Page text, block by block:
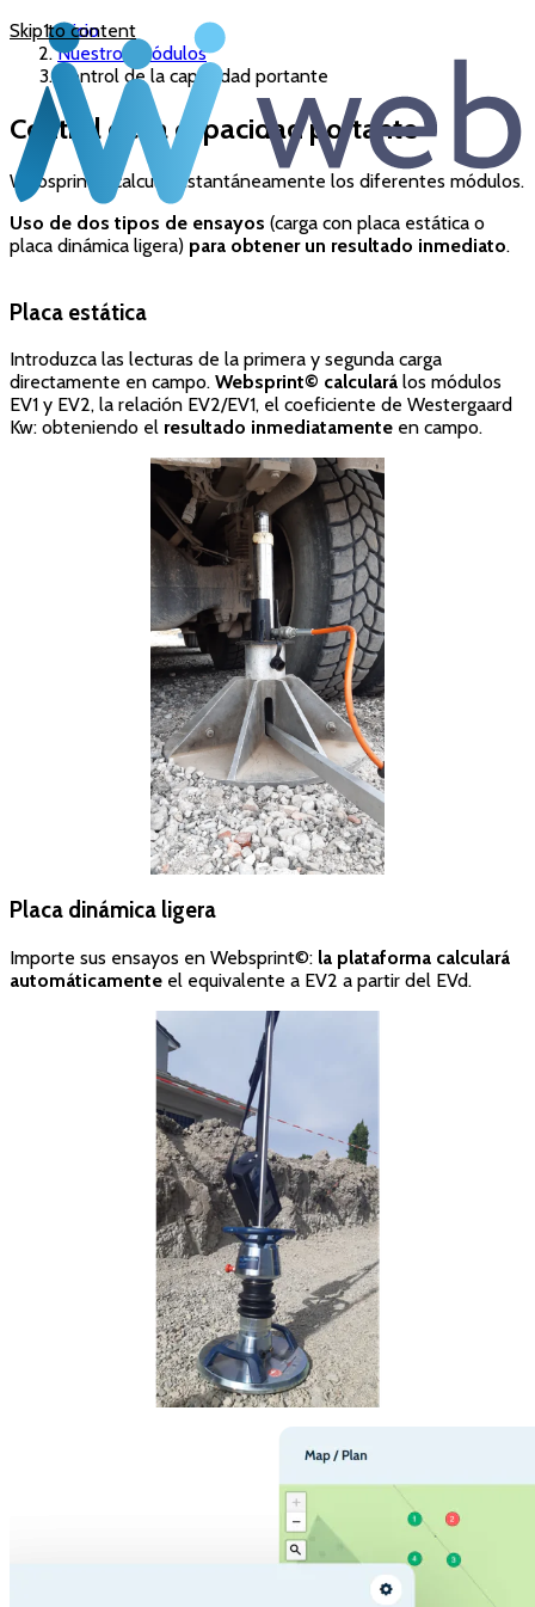
Skip to content
Inicio
Nuestros módulos
Control de la capacidad portante
Control de la capacidad portante
Websprint© calcula instantáneamente los diferentes módulos.
Uso de dos tipos de ensayos (carga con placa estática o
placa dinámica ligera) para obtener un resultado inmediato.
Placa estática
Introduzca las lecturas de la primera y segunda carga
directamente en campo. Websprint© calculará los módulos
EV1 y EV2, la relación EV2/EV1, el coeficiente de Westergaard
Kw: obteniendo el resultado inmediatamente en campo.
Placa dinámica ligera
Importe sus ensayos en Websprint©: la plataforma calculará
automáticamente el equivalente a EV2 a partir del EVd.